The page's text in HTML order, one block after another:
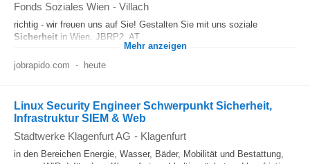
Fonds Soziales Wien - Villach
richtig - wir freuen uns auf Sie! Gestalten Sie mit uns soziale
Sicherheit in Wien. JBRP2_AT...
Mehr anzeigen
jobrapido.com - heute
Linux Security Engineer Schwerpunkt Sicherheit,
Infrastruktur SIEM & Web
Stadtwerke Klagenfurt AG - Klagenfurt
in den Bereichen Energie, Wasser, Bäder, Mobilität und Bestattung,